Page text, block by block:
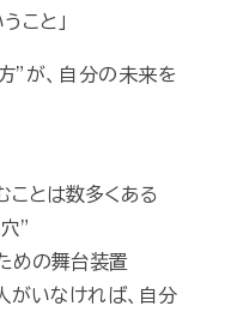
こと」
”が、自分の未来を
とは数多くある
”
めの舞台装置
いなければ、自分